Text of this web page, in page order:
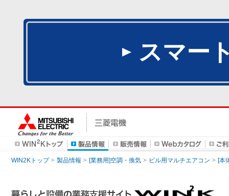
スマー
WIN2Kトップ 製品情報 [業務用]空調・換気 ビル用マルチエアコン [本